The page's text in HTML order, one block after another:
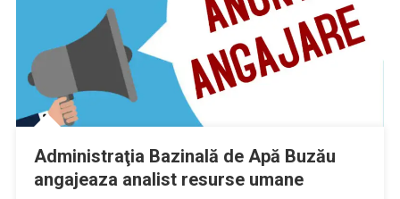
Administraţia Bazinală de Apă Buzău
angajeaza analist resurse umane